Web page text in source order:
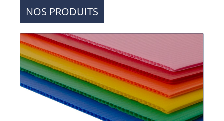
NOS PRODUITS